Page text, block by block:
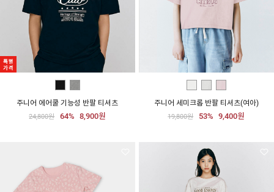
주니어 에어쿨 기능성 반팔 티셔츠
24,800원 64% 8,900원
주니어 세미크롭 반팔 티셔츠(여아)
19,800원 53% 9,400원